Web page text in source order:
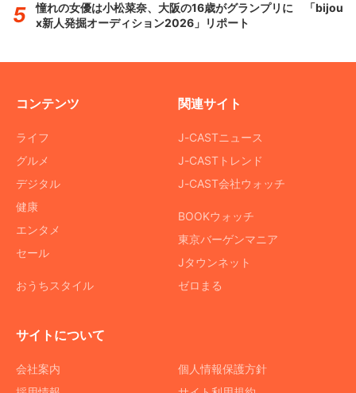
憧れの女優は小松菜奈、大阪の16歳がグランプリに 「bijou
x新人発掘オーディション2026」リポート
コンテンツ
ライフ
グルメ
デジタル
健康
エンタメ
セール
おうちスタイル
関連サイト
J-CASTニュース
J-CASTトレンド
J-CAST会社ウォッチ
BOOKウォッチ
東京バーゲンマニア
Jタウンネット
ゼロまる
サイトについて
会社案内
個人情報保護方針